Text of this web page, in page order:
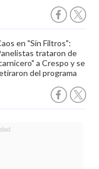
en "Sin Filtros":
trataron de
a Crespo y se
del programa